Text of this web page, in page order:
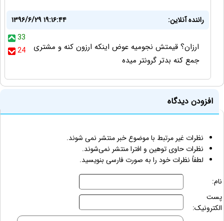
راننده آنلاین:
۱۳۹۶/۶/۲۹ ۱۹:۱۶:۴۴
33
24
ارزان؟ قیمتش نجومیه عوض اینکه ارزون کنه و مشتری
جمع کنه بدتر گرونتر میده
افزودن دیدگاه
نظرات غیر مرتبط با موضوع خبر منتشر نمی شوند.
نظرات حاوی توهین و افترا منتشر نمی‌شوند.
لطفاً نظرات خود را به صورت فارسی بنویسید.
نام:
پست
الکترونیک: